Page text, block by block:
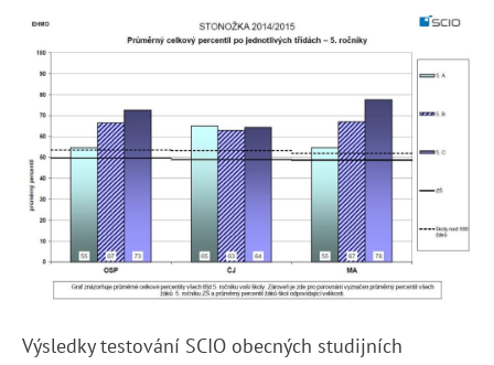
Výsledky testování SCIO obecných studijních